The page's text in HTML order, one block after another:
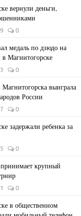
вернули деньги,
0
медаль по дзюдо на
в Магнитогорске
0
выиграла
России
0
задержали ребенка за
0
крупный
0
в общественном